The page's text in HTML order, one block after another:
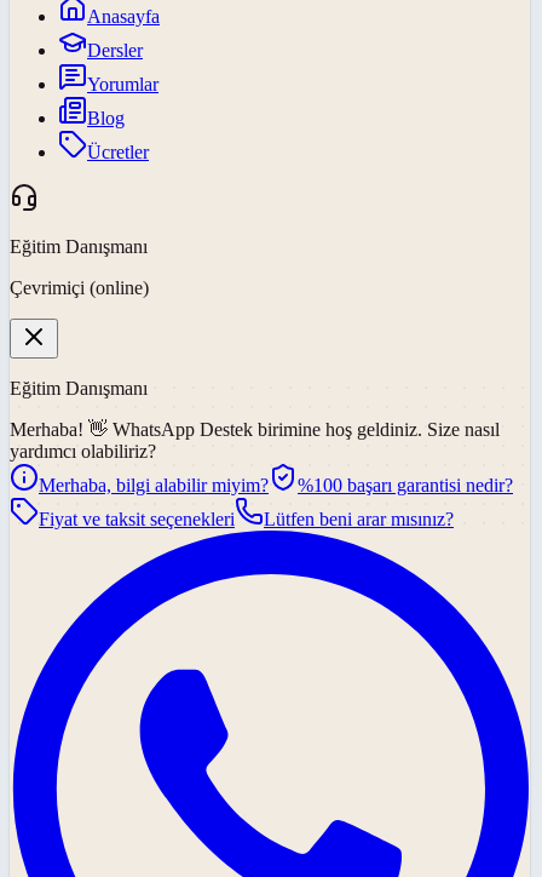
Anasayfa
Dersler
Yorumlar
Blog
Ücretler
Eğitim Danışmanı
Çevrimiçi (online)
Eğitim Danışmanı
Merhaba! 👋 WhatsApp Destek birimine hoş geldiniz. Size nasıl
yardımcı olabiliriz?
Merhaba, bilgi alabilir miyim?
%100 başarı garantisi nedir?
Fiyat ve taksit seçenekleri
Lütfen beni arar mısınız?